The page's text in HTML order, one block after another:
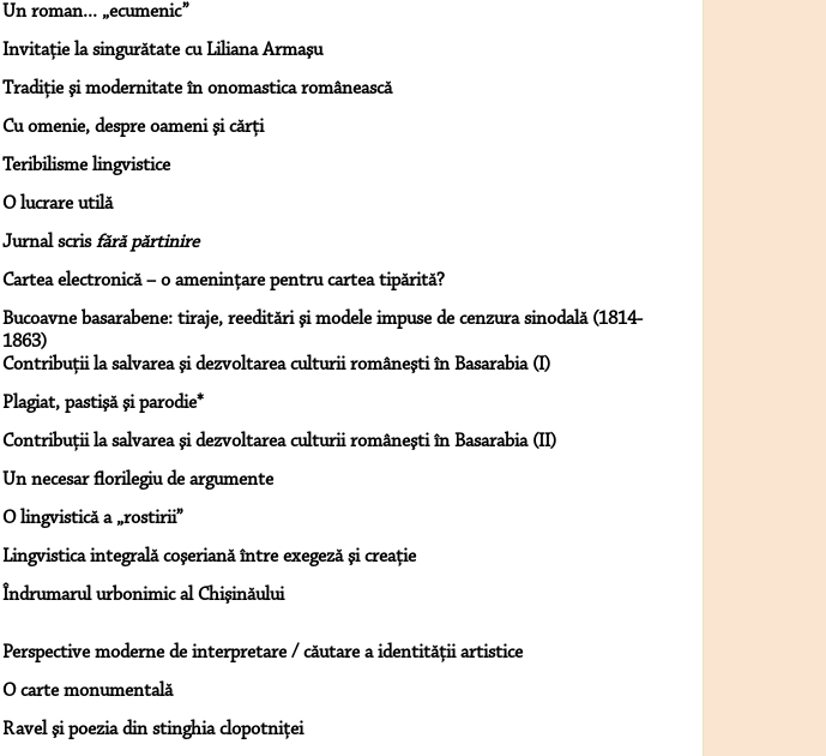
Un roman... „ecumenic”
Invitaţie la singurătate cu Liliana Armaşu
Tradiţie şi modernitate în onomastica românească
Cu omenie, despre oameni şi cărţi
Teribilisme lingvistice
O lucrare utilă
Jurnal scrisfără părtinire
Cartea electronică – o ameninţare pentru cartea tipărită?
Bucoavne basarabene: tiraje, reeditări şi modele impuse de cenzura sinodală (1814-
1863)
Contribuţii la salvarea şi dezvoltarea culturii româneşti în Basarabia (I)
Plagiat, pastişă şi parodie*
Contribuţii la salvarea şi dezvoltarea culturii româneşti în Basarabia (II)
Un necesar florilegiu de argumente
O lingvistică a „rostirii”
Lingvistica integrală coşeriană între exegeză şi creaţie
Îndrumarul urbonimic al Chişinăului
Perspective moderne de interpretare / căutare a identității artistice
O carte monumentală
Ravel şi poezia din stinghia clopotniţei